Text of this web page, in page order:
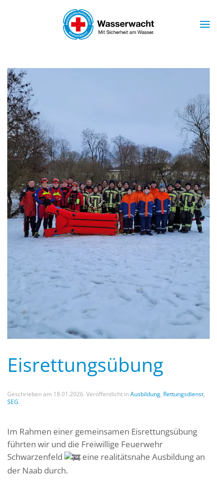
Skip to main content
Eisrettungsübung
Geschrieben am 18.01.2026. Veröffentlicht inAusbildung, Rettungsdienst,
SEG.
Im Rahmen einer gemeinsamen Eisrettungsübung
führten wir und die Freiwillige Feuerwehr
Schwarzenfeld
eine realitätsnahe Ausbildung an
der Naab durch.